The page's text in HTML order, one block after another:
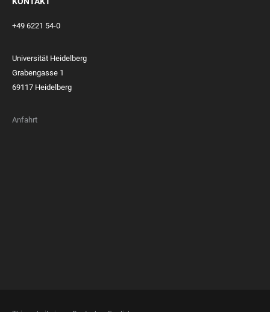
+49 6221 54-0
Universität Heidelberg
Grabengasse 1
69117 Heidelberg
Anfahrt